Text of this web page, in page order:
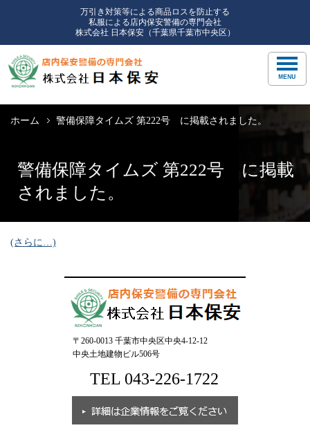
万引き対策等による商品ロスを防止する
私服による店内保安警備の専門会社
株式会社 日本保安（千葉県千葉市中央区）
ホーム 警備保障タイムズ 第222号 に掲載されました。
警備保障タイムズ 第222号 に掲載
されました。
(さらに…)
〒260-0013 千葉市中央区中央4-12-12
中央土地建物ビル506号
TEL 043-226-1722